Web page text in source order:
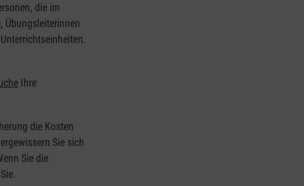
die im
Übungsleiterinnen
Ihre
die Kosten
Sie sich
Sie die